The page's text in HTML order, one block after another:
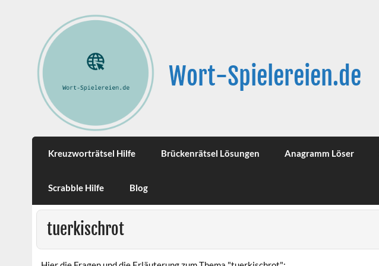
Wort-Spielereien.de
Kreuzworträtsel Hilfe Brückenrätsel Lösungen Anagramm Löser
Scrabble Hilfe Blog
tuerkischrot